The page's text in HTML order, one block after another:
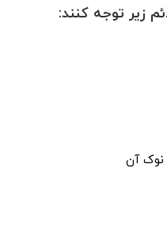
زیر توجه کنند:
نوک آن